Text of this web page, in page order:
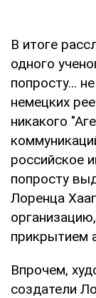
В итоге
одного
попросту...
немецких
никакого
российское
попросту
Лоренца
прикрытием
Впрочем,
создатели